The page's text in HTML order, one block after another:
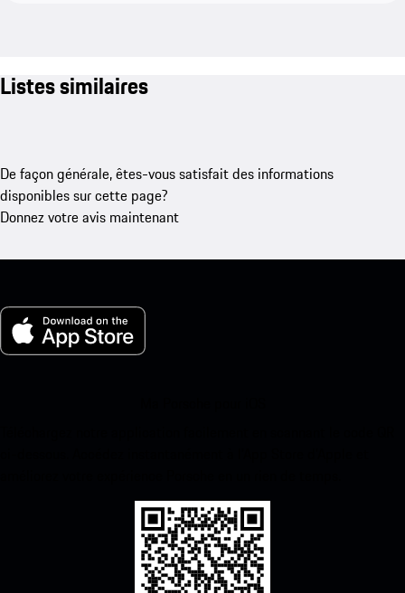
Listes similaires
De façon générale, êtes-vous satisfait des informations
disponibles sur cette page?
Donnez votre avis maintenant